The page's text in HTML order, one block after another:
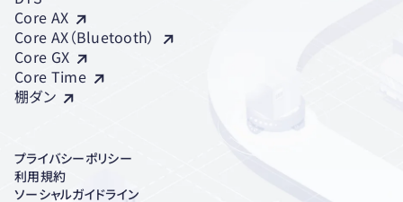
Core AX
Core AX（Bluetooth）
Core GX
Core Time
棚ダン
プライバシーポリシー
利用規約
ソーシャルガイドライン